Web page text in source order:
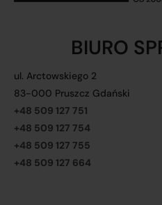
BIURO
ul. Arctowskiego 2
83-000 Pruszcz Gdański
+48 509 127 751
+48 509 127 754
+48 509 127 755
+48 509 127 664